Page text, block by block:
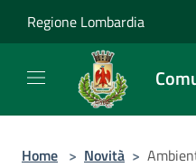
Regione Lombardia
Home > Novità >